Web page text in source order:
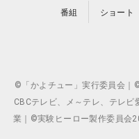
番組 ショート
©「かよチュー」実行委員会｜
CBCテレビ、メ～テレ、テレ
業｜©実験ヒーロー製作委員会